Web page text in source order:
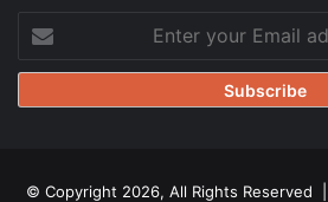
your
Email
© Copyright 2026, All Rights Reserved |